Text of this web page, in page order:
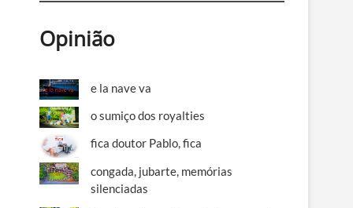
Opinião
e la nave va
o sumiço dos royalties
fica doutor Pablo, fica
congada, jubarte, memórias
silenciadas